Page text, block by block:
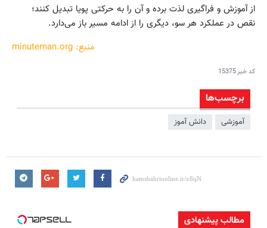
از آموزش و فراگیری لذت برده و آن را به حرکتی پویا تبدیل کنند؛
نقص در عملکرد هر سو، دیگری را از ادامه مسیر باز می‌دارد.
منبع: minuteman.org
کد خبر15375
برچسب‌ها
آموزشی دانش آموز
مطالب پیشنهادی